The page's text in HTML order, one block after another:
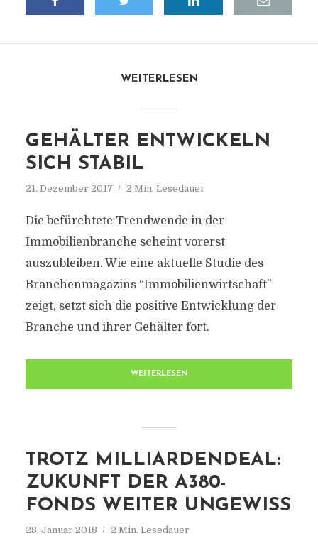
WEITERLESEN
GEHÄLTER ENTWICKELN
SICH STABIL
21. Dezember 2017 2 Min. Lesedauer
Die befürchtete Trendwende in der
Immobilienbranche scheint vorerst
auszubleiben. Wie eine aktuelle Studie des
Branchenmagazins “Immobilienwirtschaft”
zeigt, setzt sich die positive Entwicklung der
Branche und ihrer Gehälter fort.
WEITERLESEN
TROTZ MILLIARDENDEAL:
ZUKUNFT DER A380-
FONDS WEITER UNGEWISS
28. Januar 2018 2 Min. Lesedauer